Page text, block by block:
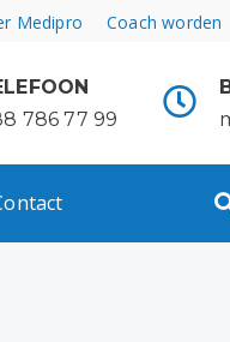
Medipro Coach worden
786 77 99